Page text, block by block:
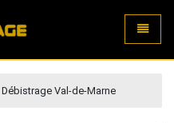
Débistrage Val-de-Marne